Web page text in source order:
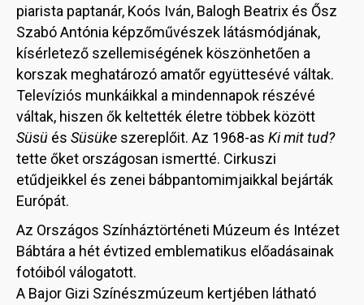
piarista paptanár, Koós Iván, Balogh Beatrix és Ősz
Szabó Antónia képzőművészek látásmódjának,
kísérletező szellemiségének köszönhetően a
korszak meghatározó amatőr együttesévé váltak.
Televíziós munkáikkal a mindennapok részévé
váltak, hiszen ők keltették életre többek között
Süsü és Süsüke szereplőit. Az 1968-as Ki mit tud?
tette őket országosan ismertté. Cirkuszi
etűdjeikkel és zenei bábpantomimjaikkal bejárták
Európát.
Az Országos Színháztörténeti Múzeum és Intézet
Bábtára a hét évtized emblematikus előadásainak
fotóiból válogatott.
A Bajor Gizi Színészmúzeum kertjében látható